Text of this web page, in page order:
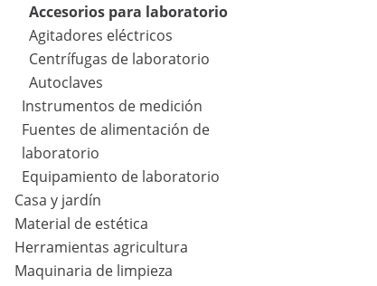
Accesorios para laboratorio
Agitadores eléctricos
Centrífugas de laboratorio
Autoclaves
Instrumentos de medición
Fuentes de alimentación de
laboratorio
Equipamiento de laboratorio
Casa y jardín
Material de estética
Herramientas agricultura
Maquinaria de limpieza